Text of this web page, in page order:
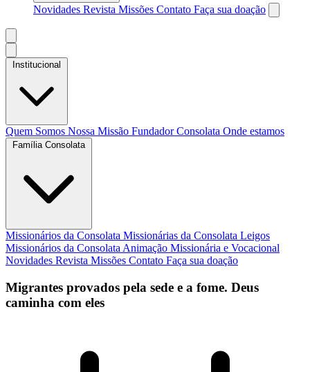
Novidades Revista Missões Contato Faça sua doação
Institucional
Quem Somos Nossa Missão FundadorConsolata Onde estamos
Família Consolata
Missionários da Consolata Missionárias da Consolata Leigos
Missionários da Consolata Animação Missionária e Vocacional
Novidades Revista Missões Contato Faça sua doação
Migrantes provados pela sede e a fome. Deus
caminha com eles